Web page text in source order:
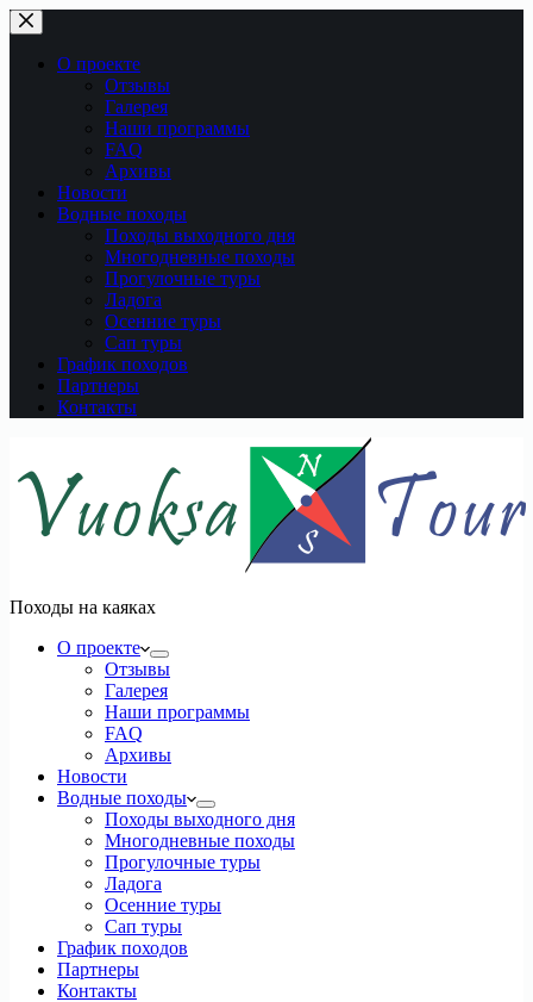
Перейти
к
сути
О проекте
Отзывы
Галерея
Наши программы
FAQ
Архивы
Новости
Водные походы
Походы выходного дня
Многодневные походы
Прогулочные туры
Ладога
Осенние туры
Сап туры
График походов
Партнеры
Контакты
Походы на каяках
О проекте
Отзывы
Галерея
Наши программы
FAQ
Архивы
Новости
Водные походы
Походы выходного дня
Многодневные походы
Прогулочные туры
Ладога
Осенние туры
Сап туры
График походов
Партнеры
Контакты